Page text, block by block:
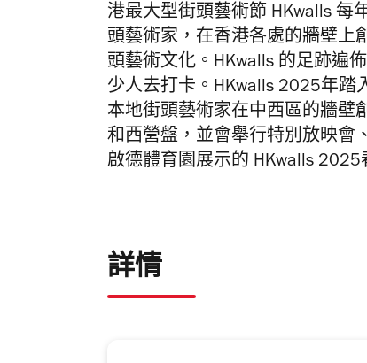
港最大型街頭藝術節 HKwalls 每
頭藝術家，在香港各處的牆壁上
頭藝術文化。HKwalls 的足跡遍
少人去打卡。 HKwalls 2025年踏
本地街頭藝術家在中西區的牆壁
和西營盤， 並會舉行特別放映會
啟德體育園展示的 HKwalls 2025
詳情